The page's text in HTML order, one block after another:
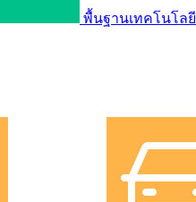
พื้นฐานเทคโนโลยี